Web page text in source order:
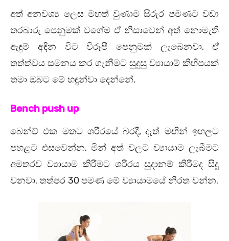
අත් අනවශ්‍ය ලෙස මහත් වුණාම සිරුර පමණට වඩා
තරබාරු පෙනුමක් වගේම ඒ නිසාවෙන් අත් නොමැති
ඇඳුම් අඳින විට විරූපී පෙනුමක් ලැබෙනවා.ඒ
තත්ත්වය සමනය කර ගැනීමට සුදුසු ව්‍යායාම් කිහිපයක්
තමා ඔබට මේ හඳුන්වා දෙන්නේ.
Bench push up
බෙන්ච් එක මතට ශරීරයේ බරදී,දෑත් මඟින් ඉහලට
පහළට එසවෙන්න. මින් අත් වලට ව්‍යායාම ලැබීමට
අමතරව ව්‍යායාම කිරීමට ශරීරය සුදානම් කිරීමද සිදු
වනවා. තත්පර 30 පමණ මේ ව්‍යායාමයේ නිරත වන්න.